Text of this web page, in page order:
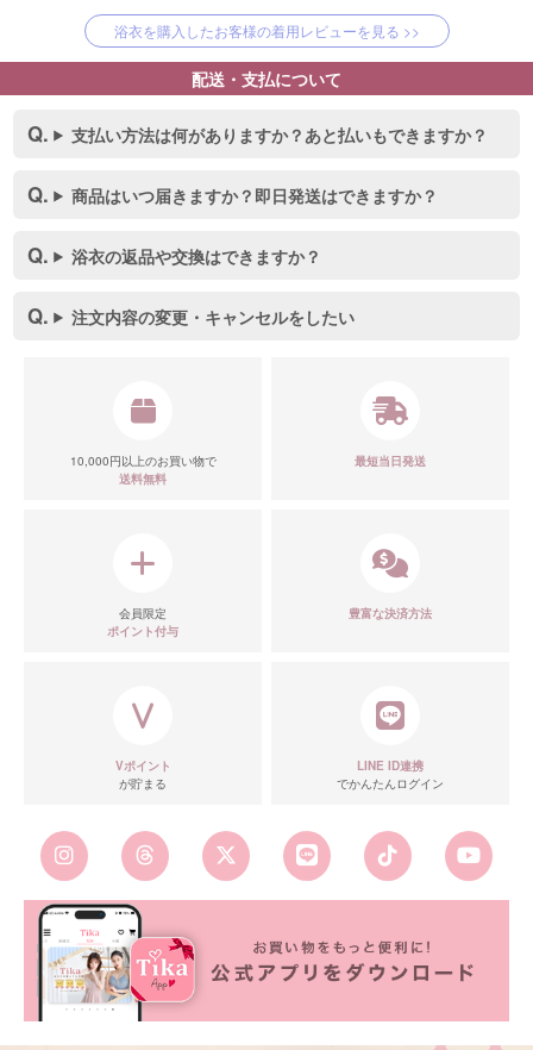
浴衣を購入したお客様の着用レビューを見る >>
配送・支払について
支払い方法は何がありますか？あと払いもできますか？
商品はいつ届きますか？即日発送はできますか？
浴衣の返品や交換はできますか？
注文内容の変更・キャンセルをしたい
10,000円以上のお買い物で
送料無料
最短当日発送
会員限定
ポイント付与
豊富な決済方法
Vポイント
が貯まる
LINE ID連携
でかんたんログイン